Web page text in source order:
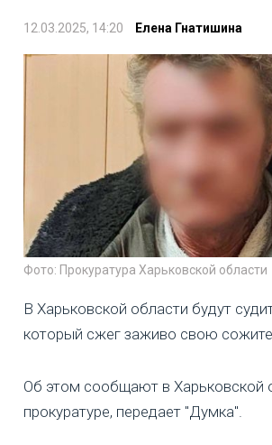
12.03.2025, 14:20 Елена Гнатишина
Фото: Прокуратура Харьковской области
В Харьковской области будут
который сжег заживо свою
Об этом сообщают в Харьковской
прокуратуре, передает "Думка".